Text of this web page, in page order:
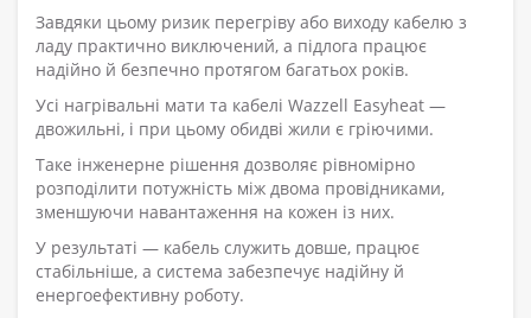
Завдяки цьому ризик перегріву або виходу кабелю з
ладу практично виключений, а підлога працює
надійно й безпечно протягом багатьох років.
Усі нагрівальні мати та кабелі Wazzell Easyheat —
двожильні, і при цьому обидві жили є гріючими.
Таке інженерне рішення дозволяє рівномірно
розподілити потужність між двома провідниками,
зменшуючи навантаження на кожен із них.
У результаті — кабель служить довше, працює
стабільніше, а система забезпечує надійну й
енергоефективну роботу.